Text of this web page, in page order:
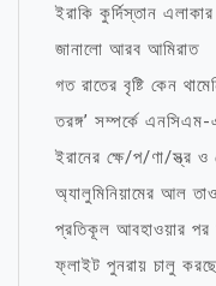
ইরাকি কুর্দিস্তান এলাকার
জানালো আরব আমিরাত
গত রাতের বৃষ্টি কেন
তরঙ্গ’ সম্পর্কে এনসিএম-
ইরানের ক্ষে/প/ণা/স্ত্র
অ্যালুমিনিয়ামের আল
প্রতিকূল আবহাওয়ার পর
ফ্লাইট পুনরায় চালু করছে